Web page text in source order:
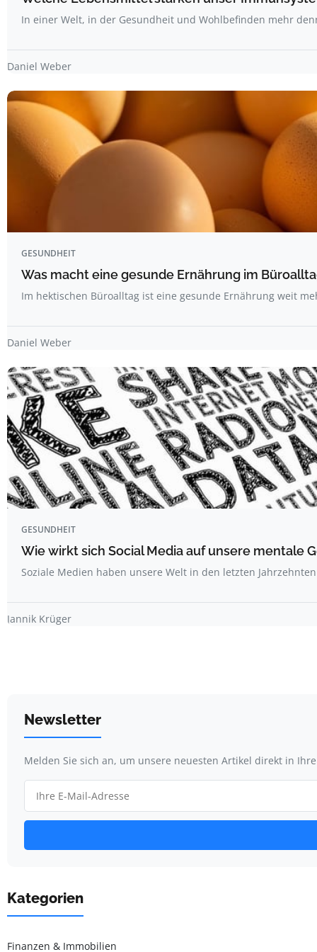
In einer Welt, in der Gesundheit und Wohlbefinden mehr
Daniel Weber
GESUNDHEIT
Was macht eine gesunde Ernährung im
Im hektischen Büroalltag ist eine gesunde Ernährung weit
Daniel Weber
GESUNDHEIT
Wie wirkt sich Social Media auf unsere mentale
Soziale Medien haben unsere Welt in den letzten
Jannik Krüger
Newsletter
Melden Sie sich an, um unsere neuesten Artikel direkt in
Kategorien
Finanzen & Immobilien